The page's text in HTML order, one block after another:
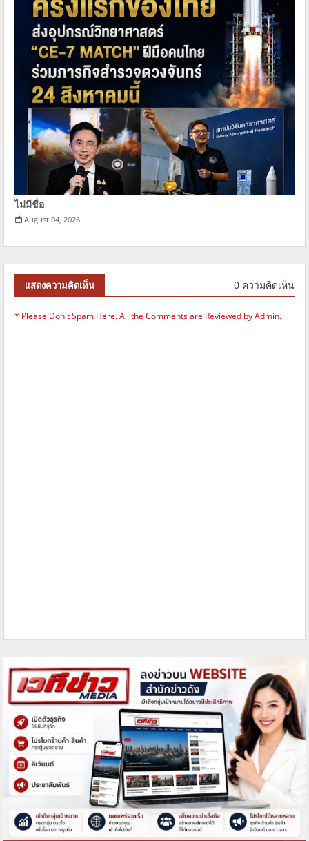
ไม่มีชื่อ
August 04, 2026
แสดงความคิดเห็น 0 ความคิดเห็น
* Please Don't Spam Here. All the Comments are Reviewed by Admin.